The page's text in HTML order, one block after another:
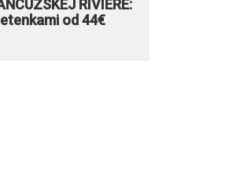
RIVIÉRE:
od 44€